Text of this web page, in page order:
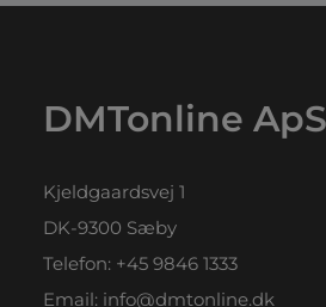
DMTonline ApS
Kjeldgaardsvej 1
DK-9300 Sæby
Telefon: +45 9846 1333
Email: info@dmtonline.dk